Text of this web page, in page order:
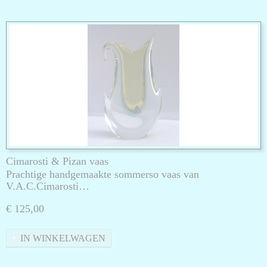
Cimarosti & Pizan vaas
Prachtige handgemaakte sommerso vaas van
V.A.C.Cimarosti…
€ 125,00
IN WINKELWAGEN